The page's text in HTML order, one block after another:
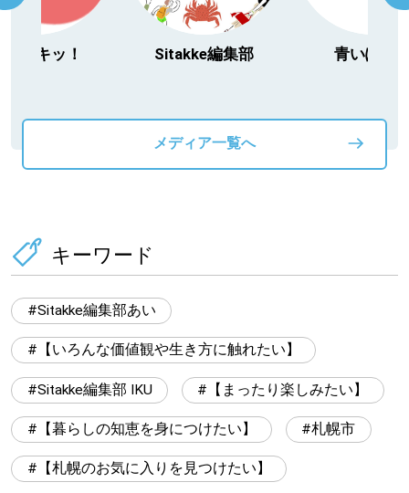
編集部 青いぽすと
「北海道３大
メディア一覧へ
キーワード
Sitakke編集部あい
【いろんな価値観や生き方に触れたい】
Sitakke編集部 IKU 【まったり楽しみたい】
【暮らしの知恵を身につけたい】 札幌市
【札幌のお気に入りを見つけたい】